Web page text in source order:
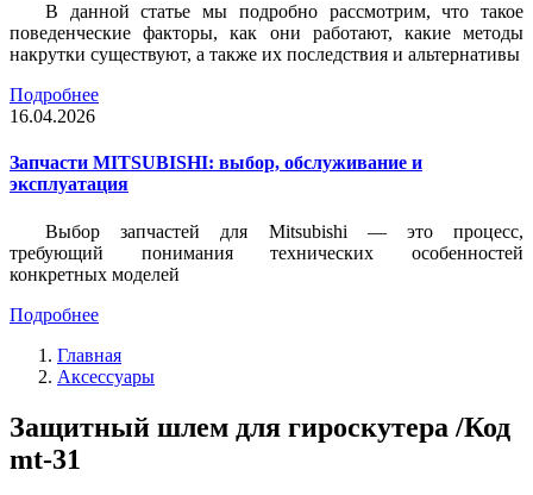
В данной статье мы подробно рассмотрим, что такое
поведенческие факторы, как они работают, какие методы
накрутки существуют, а также их последствия и альтернативы
Подробнее
16.04.2026
Запчасти MITSUBISHI: выбор, обслуживание и
эксплуатация
Выбор запчастей для Mitsubishi — это процесс,
требующий понимания технических особенностей
конкретных моделей
Подробнее
Главная
Аксессуары
Защитный шлем для гироскутера /Код
mt-31